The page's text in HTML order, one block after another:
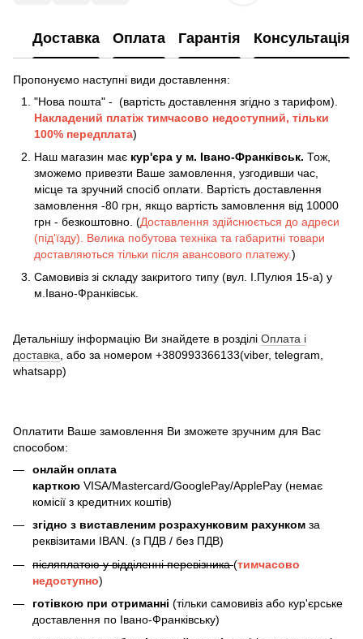
Доставка Оплата Гарантія Консультація
Пропонуємо наступні види доставлення:
"Нова пошта" - (вартість доставлення згідно з тарифом).
Накладений платіж тимчасово недоступний, тільки
100% передплата)
Наш магазин має кур'єра у м. Івано-Франківськ. Тож,
зможемо привезти Ваше замовлення, узгодивши час,
місце та зручний спосіб оплати. Вартість доставлення
замовлення -80 грн, якщо вартість замовлення від 10000
грн - безкоштовно. (Доставлення здійснюється до адреси
(під'їзду). Велика побутова техніка та габаритні товари
доставляються тільки після авансового платежу.)
Самовивіз зі складу закритого типу (вул. І.Пулюя 15-а) у
м.Івано-Франківськ.
Детальнішу інформацію Ви знайдете в розділі Оплата і
доставка , або за номером +380993366133(viber, telegram,
whatsapp)
Оплатити Ваше замовлення Ви зможете зручним для Вас
способом:
онлайн оплата
карткою VISA/Mastercard/GooglePay/ApplePay (немає
комісії з кредитних коштів)
згідно з виставленим розрахунковим рахунком за
реквізитами IBAN. (з ПДВ / без ПДВ)
післяплатою у відділенні перевізника(тимчасово
недоступно)
готівкою при отриманні (тільки самовивіз або кур'єрське
доставлення по Івано-Франківську)